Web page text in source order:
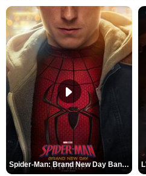
Spider-Man: Brand New Day Bande-annonce VO STFR